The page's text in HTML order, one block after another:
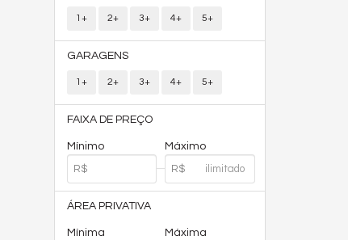
1+ 2+ 3+ 4+ 5+
GARAGENS
1+ 2+ 3+ 4+ 5+
FAIXA DE PREÇO
Mínimo Máximo
ÁREA PRIVATIVA
Mínima Máxima